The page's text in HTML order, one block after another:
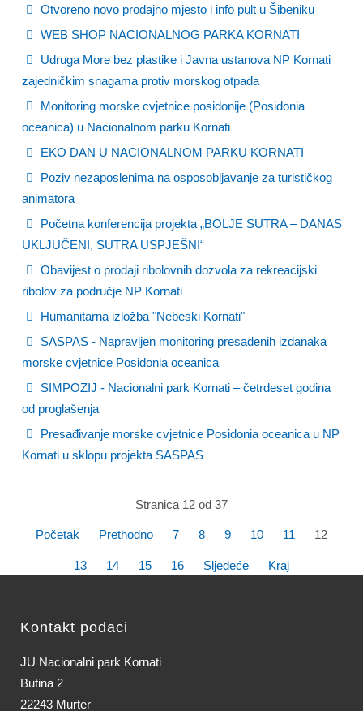
Otvoreno novo prodajno mjesto i info pult u Šibeniku
WEB SHOP NACIONALNOG PARKA KORNATI
Udruga More bez plastike i Javna ustanova NP Kornati
zajedničkim snagama protiv morskog otpada
Monitoring morske cvjetnice posidonije (Posidonia
oceanica) u Nacionalnom parku Kornati
EKO DAN U NACIONALNOM PARKU KORNATI
Poziv nezaposlenima na osposobljavanje za turističkog
animatora
Početna konferencija projekta „BOLJE SUTRA – DANAS
UKLJUČENI, SUTRA USPJEŠNI“
Obavijest o prodaji ribolovnih dozvola za rekreacijski
ribolov za područje NP Kornati
Humanitarna izložba "Nebeski Kornati"
SASPAS - Napravljen monitoring presađenih izdanaka
morske cvjetnice Posidonia oceanica
SIMPOZIJ - Nacionalni park Kornati – četrdeset godina
od proglašenja
Presađivanje morske cvjetnice Posidonia oceanica u NP
Kornati u sklopu projekta SASPAS
Stranica 12 od 37
Početak Prethodno 7 8 9 10 11 12
13 14 15 16 Sljedeće Kraj
Kontakt podaci
JU Nacionalni park Kornati
Butina 2
22243 Murter